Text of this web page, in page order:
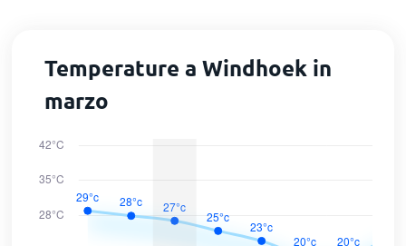
Temperature a Windhoek in
marzo